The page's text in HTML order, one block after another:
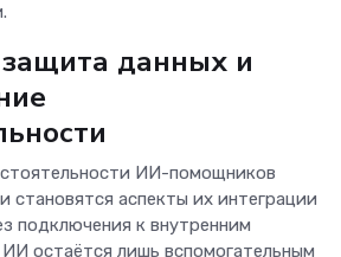
данных и
ИИ-помощников
становятся аспекты их интеграции
подключения к внутренним
остаётся лишь вспомогательным